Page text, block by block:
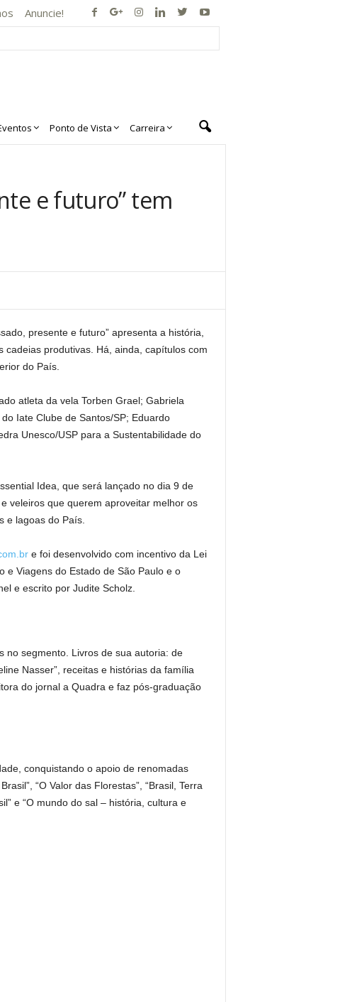
Anuncie!
Ponto de Vista Carreira
e futuro” tem
presente e futuro” apresenta a história,
produtivas. Há, ainda, capítulos com
do País.
atleta da vela Torben Grael; Gabriela
Iate Clube de Santos/SP; Eduardo
Unesco/USP para a Sustentabilidade do
Idea, que será lançado no dia 9 de
veleiros que querem aproveitar melhor os
e lagoas do País.
e foi desenvolvido com incentivo da Lei
e Viagens do Estado de São Paulo e o
e escrito por Judite Scholz.
no segmento. Livros de sua autoria: de
Nasser”, receitas e histórias da família
do jornal a Quadra e faz pós-graduação
conquistando o apoio de renomadas
“O Valor das Florestas”, “Brasil, Terra
e “O mundo do sal – história, cultura e